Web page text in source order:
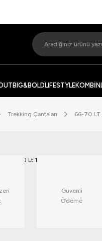
BIG&BOLDLIFESTYLE
Trekking Çantaları 66-70 LT
Güvenli
Ödeme